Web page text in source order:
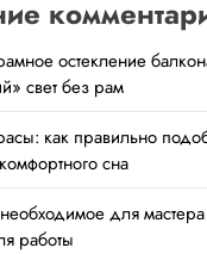
остекление
свет без рам
как правильно
сна
для мастера
работы